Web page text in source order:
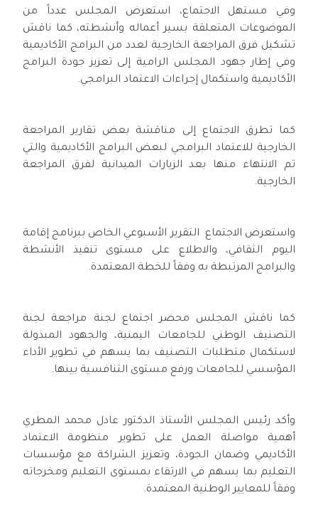
وفي مستهل الاجتماع، استعرض المجلس عدداً من
الموضوعات المتعلقة بسير أعماله وأنشطته، كما ناقش
تشكيل فرق المراجعة الخارجية لعدد من البرامج الأكاديمية
وفي إطار جهود المجلس الرامية إلى تعزيز جودة البرامج
الأكاديمية واستكمال إجراءات الاعتماد البرامجي.
كما تطرق الاجتماع إلى مناقشة بعض تقارير المراجعة
الخارجية للاعتماد البرامجي لبعض البرامج الأكاديمية والتي
تم الانتهاء منها بعد الزيارات الميدانية لفرق المراجعة
الخارجية.
واستعرض الاجتماع التقرير الأسبوعي الخاص ببرنامج إقامة
اليوم الثقافي، والاطلاع على مستوى تنفيذ الأنشطة
والبرامج المرتبطة به وفقاً للخطة المعتمدة.
كما ناقش المجلس محضر اجتماع لجنة مراجعة لجنة
التصنيف الوطني للجامعات اليمنية، والجهود المبذولة
لاستكمال متطلبات التصنيف بما يسهم في تطوير الأداء
المؤسسي للجامعات ورفع مستوى التنافسية بينها.
وأكد رئيس المجلس الأستاذ الدكتور عادل محمد المطري
أهمية مواصلة العمل على تطوير منظومة الاعتماد
الأكاديمي وضمان الجودة، وتعزيز الشراكة مع مؤسسات
التعليم بما يسهم في الارتقاء بمستوى التعليم ومخرجاته
وفقاً للمعايير الوطنية المعتمدة.